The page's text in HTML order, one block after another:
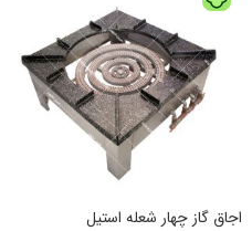
اجاق گاز چهار شعله استیل